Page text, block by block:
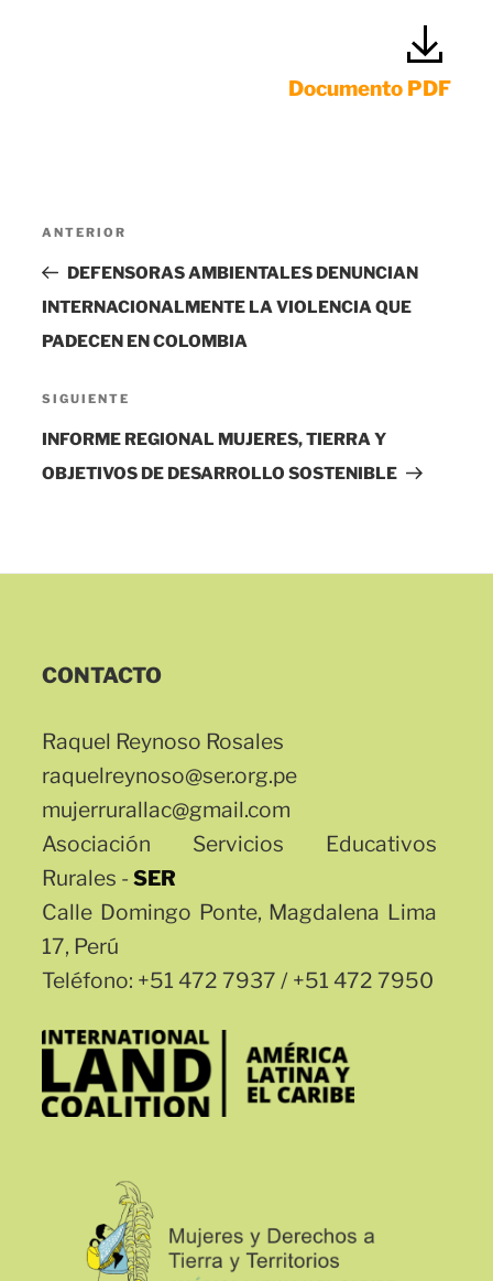
Documento PDF
entradas
Entrada
anterior:
ANTERIOR
DEFENSORAS AMBIENTALES DENUNCIAN
INTERNACIONALMENTE LA VIOLENCIA QUE
PADECEN EN COLOMBIA
Siguiente
entrada
SIGUIENTE
INFORME REGIONAL MUJERES, TIERRA Y
OBJETIVOS DE DESARROLLO SOSTENIBLE
CONTACTO
Raquel Reynoso Rosales
raquelreynoso@ser.org.pe
mujerrurallac@gmail.com
Asociación Servicios Educativos
Rurales -SER
Calle Domingo Ponte, Magdalena Lima
17, Perú
Teléfono: +51 472 7937 / +51 472 7950